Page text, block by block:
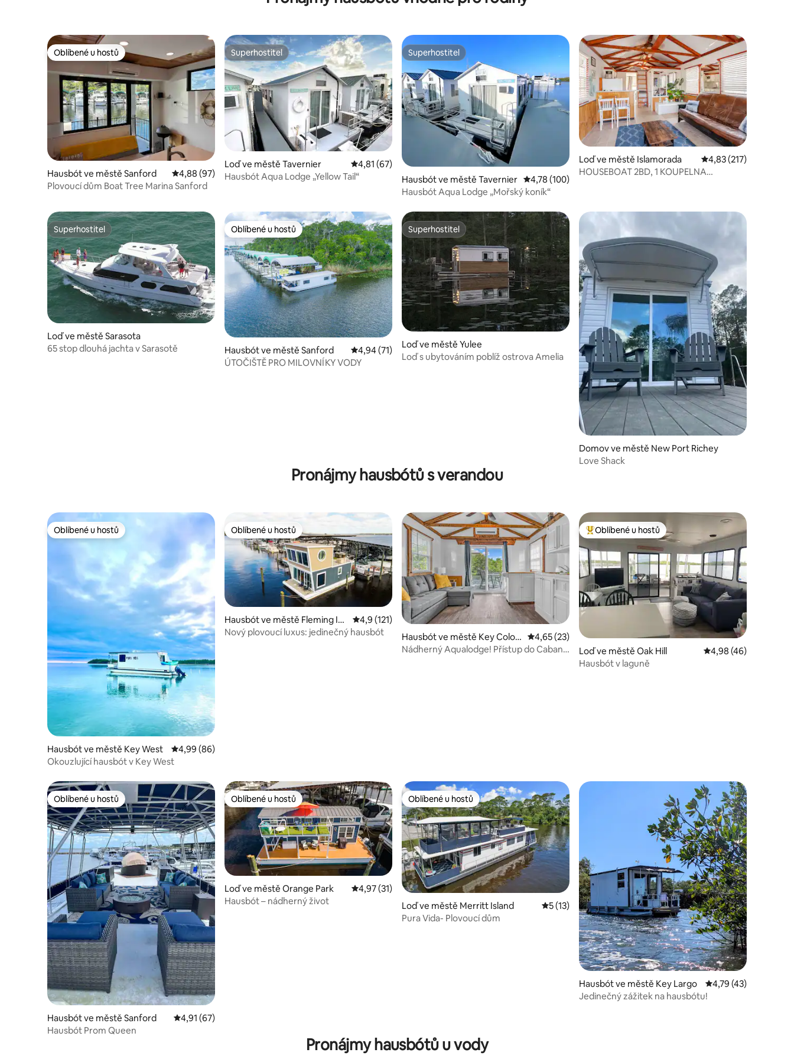
Oblíbené u hostů
Oblíbené u hostů
Hausbót ve městě Sanford Průměrné hodnocení 4,88 z 5, 97 hodnocení
4,88 (97)
Plovoucí dům Boat Tree Marina Sanford
Superhostitel
Superhostitel
Loď ve městě Tavernier Průměrné hodnocení 4,81 z 5, 67 hodnocení
4,81 (67)
Hausbót Aqua Lodge „Yellow Tail“
Superhostitel
Superhostitel
Hausbót ve městě Tavernier Průměrné hodnocení 4,78 z 5, 100 hodnocení
4,78 (100)
Hausbót Aqua Lodge „Mořský koník“
Loď ve městě Islamorada Průměrné hodnocení
4,83 (217)
HOUSEBOAT 2BD, 1 KOUPELNA
Superhostitel
Superhostitel
Loď ve městě Sarasota
65 stop dlouhá jachta v Sarasotě
Oblíbené u hostů
Oblíbené u hostů
Hausbót ve městě Sanford Průměrné hodnocení 4,94 z 5, 71 hodnocení
4,94 (71)
ÚTOČIŠTĚ PRO MILOVNÍKY VODY
Superhostitel
Superhostitel
Loď ve městě Yulee
Loď s ubytováním poblíž ostrova Amelia
Domov ve městě New Port Richey
Love Shack
Pronájmy hausbótů s verandou
Oblíbené u hostů
Oblíbené u hostů
Hausbót ve městě Key West Průměrné hodnocení 4,99 z 5, 86 hodnocení
4,99 (86)
Okouzlující hausbót v Key West
Oblíbené u hostů
Oblíbené u hostů
Hausbót ve městě Fleming Isl
and
Průměrné hodnocení 4,9 z 5, 121 hodnocení
4,9 (121)
Nový plovoucí luxus: jedinečný hausbót
Hausbót ve městě Key Colon
y Beach
Průměrné hodnocení 4,65 z 5, 23 hodnocení
4,65 (23)
Nádherný Aqualodge! Přístup do Cabana
Nejlepší v kategorii Oblíbené u hostů
Oblíbené u hostů
Loď ve městě Oak Hill Průměrné hodnocení
4,98 (46)
Hausbót v laguně
Oblíbené u hostů
Oblíbené u hostů
Hausbót ve městě Sanford Průměrné hodnocení 4,91 z 5, 67 hodnocení
4,91 (67)
Hausbót Prom Queen
Oblíbené u hostů
Oblíbené u hostů
Loď ve městě Orange Park Průměrné hodnocení 4,97 z 5, 31 hodnocení
4,97 (31)
Hausbót – nádherný život
Oblíbené u hostů
Oblíbené u hostů
Loď ve městě Merritt Island Průměrné hodnocení 5 z 5, 13 hodnocení
5 (13)
Pura Vida- Plovoucí dům
Hausbót ve městě Key Largo Průměrné hodnocení
4,79 (43)
Jedinečný zážitek na hausbótu!
Pronájmy hausbótů u vody